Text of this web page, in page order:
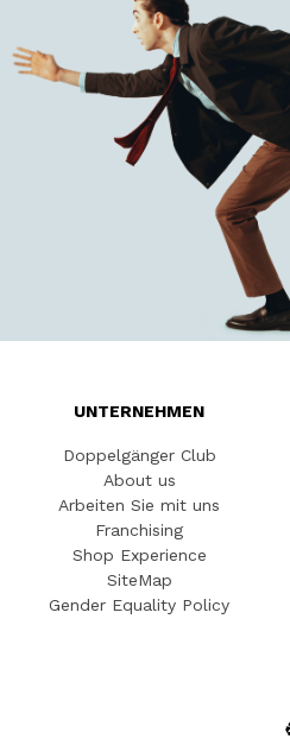
UNTERNEHMEN
Doppelgänger Club
About us
Arbeiten Sie mit uns
Franchising
Shop Experience
SiteMap
Gender Equality Policy